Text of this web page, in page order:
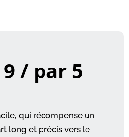
/ par 5
qui récompense un
long et précis vers le